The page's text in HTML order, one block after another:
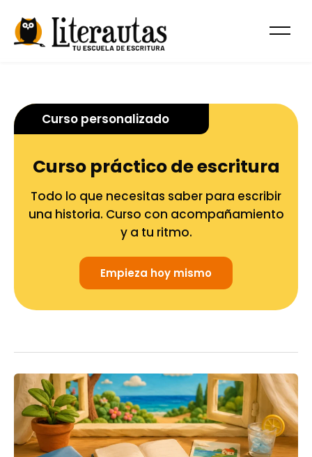
Curso personalizado
Curso práctico de escritura
Todo lo que necesitas saber para escribir
una historia. Curso con acompañamiento
y a tu ritmo.
Empieza hoy mismo